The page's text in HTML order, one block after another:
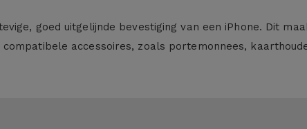
goed uitgelijnde bevestiging van een iPhone. Dit
accessoires, zoals portemonnees,